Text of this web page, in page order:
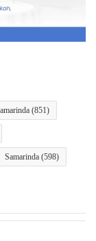
(851)
Samarinda (598)